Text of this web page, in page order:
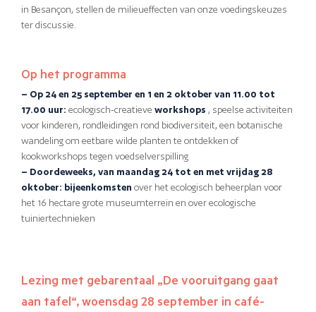
in Besançon, stellen de milieueffecten van onze voedingskeuzes
ter discussie.
Op het programma
– Op 24 en 25 september en 1 en 2 oktober van 11.00 tot
17.00 uur: ecologisch-creatieve workshops , speelse activiteiten
voor kinderen, rondleidingen rond biodiversiteit, een botanische
wandeling om eetbare wilde planten te ontdekken of
kookworkshops tegen voedselverspilling
– Doordeweeks, van maandag 24 tot en met vrijdag 28
oktober: bijeenkomsten over het ecologisch beheerplan voor
het 16 hectare grote museumterrein en over ecologische
tuiniertechnieken
Lezing met gebarentaal „De vooruitgang gaat
aan tafel“, woensdag 28 september in café-